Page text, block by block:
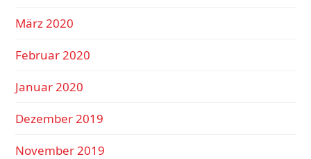
März 2020
Februar 2020
Januar 2020
Dezember 2019
November 2019